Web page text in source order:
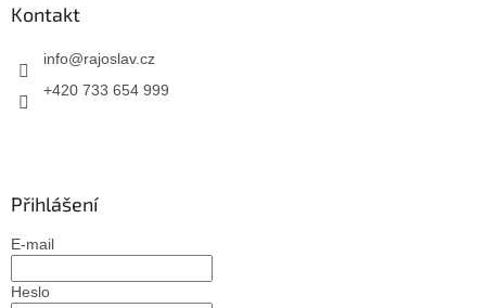
Kontakt
info@rajoslav.cz
+420 733 654 999
Přihlášení
E-mail
Heslo